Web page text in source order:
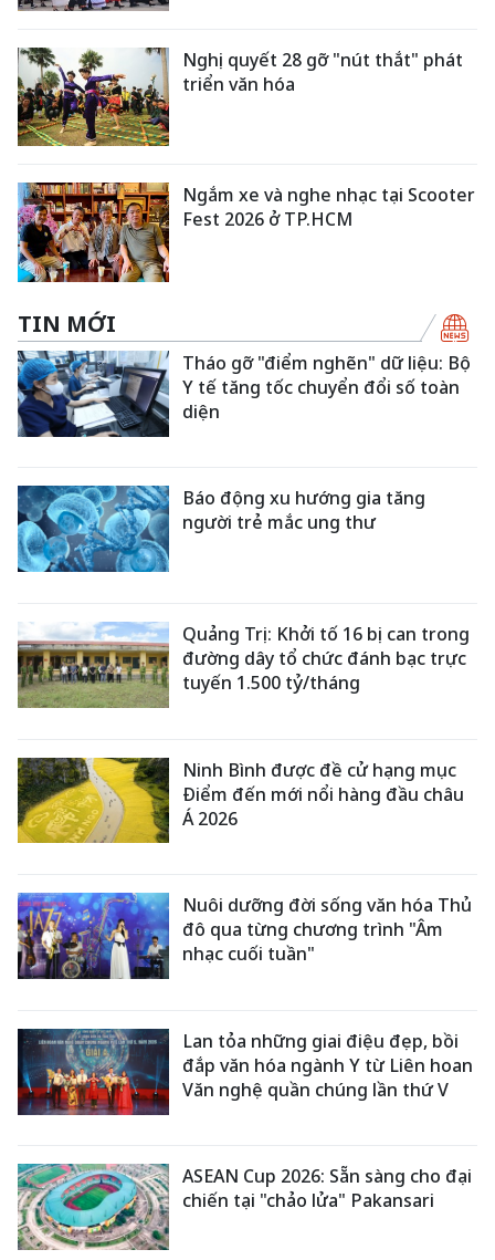
Nghị quyết 28 gỡ "nút thắt" phát
triển văn hóa
Ngắm xe và nghe nhạc tại Scooter
Fest 2026 ở TP.HCM
TIN MỚI
Tháo gỡ "điểm nghẽn" dữ liệu: Bộ
Y tế tăng tốc chuyển đổi số toàn
diện
Báo động xu hướng gia tăng
người trẻ mắc ung thư
Quảng Trị: Khởi tố 16 bị can trong
đường dây tổ chức đánh bạc trực
tuyến 1.500 tỷ/tháng
Ninh Bình được đề cử hạng mục
Điểm đến mới nổi hàng đầu châu
Á 2026
Nuôi dưỡng đời sống văn hóa Thủ
đô qua từng chương trình "Âm
nhạc cuối tuần"
Lan tỏa những giai điệu đẹp, bồi
đắp văn hóa ngành Y từ Liên hoan
Văn nghệ quần chúng lần thứ V
ASEAN Cup 2026: Sẵn sàng cho đại
chiến tại "chảo lửa" Pakansari